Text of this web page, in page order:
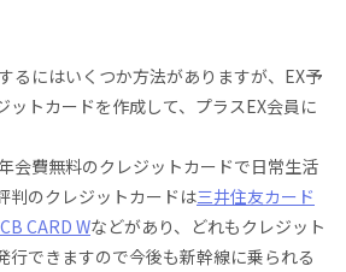
るにはいくつか方法がありますが、EX予
ットカードを作成して、プラスEX会員に
会費無料のクレジットカードで日常生活
判のクレジットカードは三井住友カード
CARD Wなどがあり、どれもクレジット
行できますので今後も新幹線に乗られる